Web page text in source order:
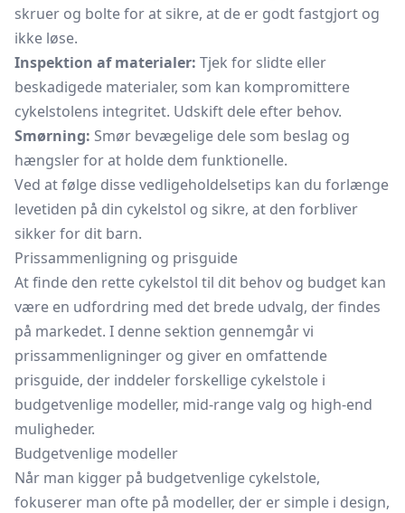
skruer og bolte for at sikre, at de er godt fastgjort og
ikke løse.
Inspektion af materialer: Tjek for slidte eller
beskadigede materialer, som kan kompromittere
cykelstolens integritet. Udskift dele efter behov.
Smørning: Smør bevægelige dele som beslag og
hængsler for at holde dem funktionelle.
Ved at følge disse vedligeholdelsetips kan du forlænge
levetiden på din cykelstol og sikre, at den forbliver
sikker for dit barn.
Prissammenligning og prisguide
At finde den rette cykelstol til dit behov og budget kan
være en udfordring med det brede udvalg, der findes
på markedet. I denne sektion gennemgår vi
prissammenligninger og giver en omfattende
prisguide, der inddeler forskellige cykelstole i
budgetvenlige modeller, mid-range valg og high-end
muligheder.
Budgetvenlige modeller
Når man kigger på budgetvenlige cykelstole,
fokuserer man ofte på modeller, der er simple i design,